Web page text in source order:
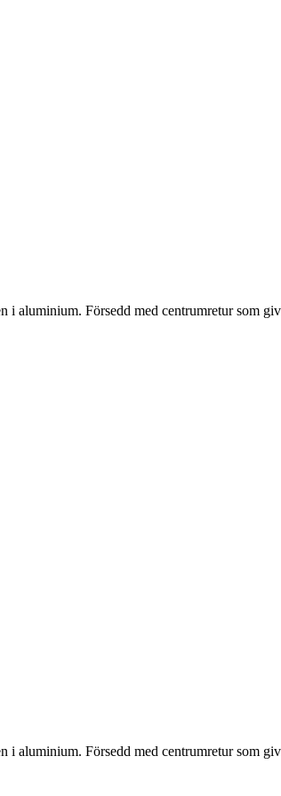
Försedd med centrumretur som
Försedd med centrumretur som